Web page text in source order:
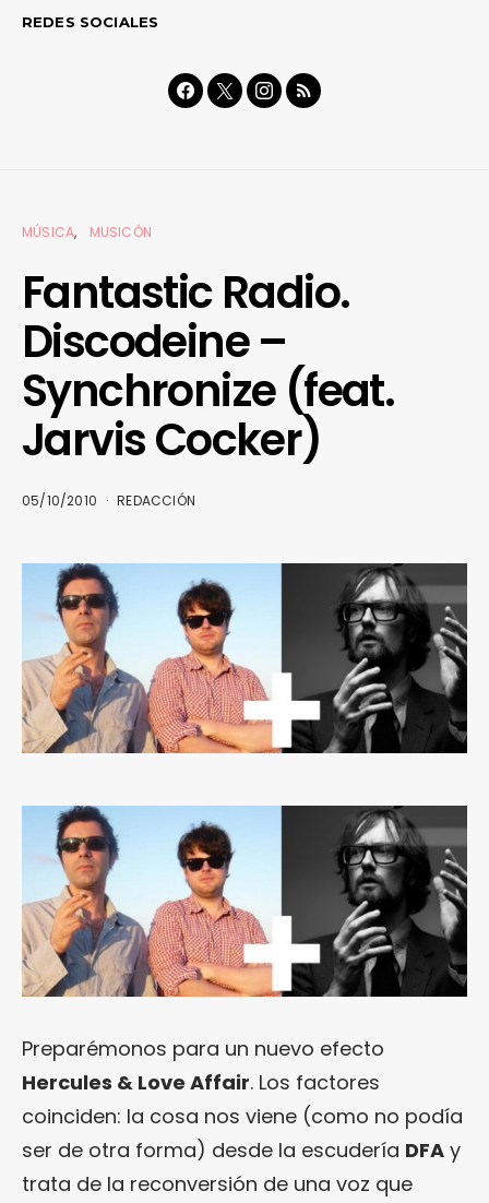
REDES SOCIALES
MÚSICA MUSICÓN
Fantastic Radio.
Discodeine –
Synchronize (feat.
Jarvis Cocker)
05/10/2010 REDACCIÓN
Preparémonos para un nuevo efecto
Hercules & Love Affair. Los factores
coinciden: la cosa nos viene (como no podía
ser de otra forma) desde la escudería DFA y
trata de la reconversión de una voz que